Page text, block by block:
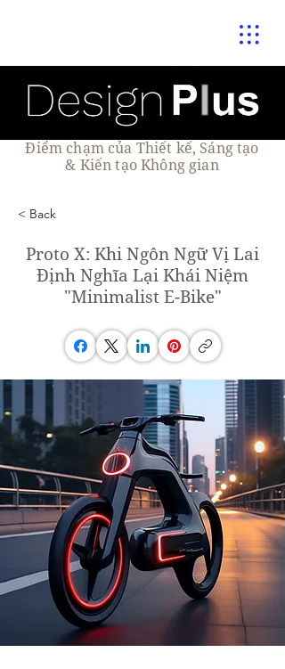
Điểm chạm của Thiết kế, Sáng tạo
& Kiến tạo Không gian
< Back
Proto X: Khi Ngôn Ngữ Vị Lai
Định Nghĩa Lại Khái Niệm
"Minimalist E-Bike"